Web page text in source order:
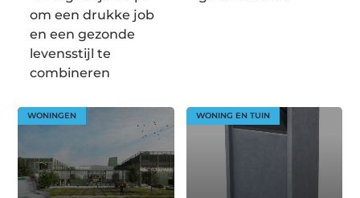
om een drukke job
en een gezonde
levensstijl te
combineren
WONINGEN WONING EN TUIN